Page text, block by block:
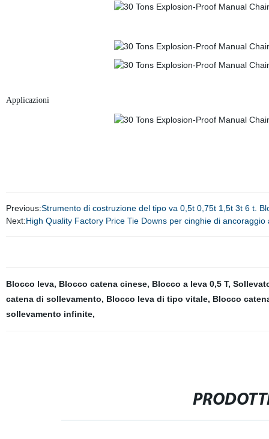
Applicazioni
Previous:Strumento di costruzione del tipo va 0,5t 0,75t 1,5t 3t 6 t.
Next:High Quality Factory Price Tie Downs per cinghie di ancoraggio
Blocco leva, Blocco catena cinese, Blocco a leva 0,5 T,
catena di sollevamento, Blocco leva di tipo vitale, Blocco
sollevamento infinite,